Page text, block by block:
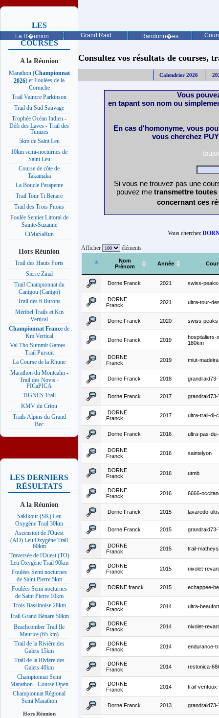
La R�union Grand Raid Randonn�es
LES
PROCHAINES
COURSES
A la Réunion
Marathon (Championnat
2026) et Foulées de la
Corniche
Trail Vaincre Parkinson
Trail du Sud Sauvage
Trophée Océan Indien -
Défi des Laves - Trail des
Timizes
5km de Saint Leu
10km semi-nocturnes de
Saint Leu
Course de côte de
Takamaka
La Boucle Parapente
Trail Tour Ti Benare
Trail des Trois Pitons
Foulée Sentier Littoral de
Sainte-Suzanne
CiMaSaRun
Hors Réunion
Trail des Hauts Forts
Sierre Zinal
Trail Championnat du
Canigou (Canigó)
Trail des 6 Burons
Méribel Trails et Km
Vertical
Championnat France de
Km Vertical
Val Tho Summit Games -
Trail Pursuit
La Course de la Rhune
Marathon du Montcalm -
Trail des Novis -
PICaPICA
TIGNES Trail
KMV du Criou
Trails Alpins du Grand
Bec
LES DERNIERS
RÉSULTATS
A la Réunion
Sakikour (SK) Leu
Oxygène Trail 30km
Ascension de l'Ouest
(AO) Leu Oxygène Trail
60km
Traversée de l'Ouest (TO)
Leu Oxygène Trail 90km
Foulées Semi nocturnes
de Saint Pierre 5km
Foulées Semi nocturnes
de Saint Pierre 10km
Trois Bassinoise 28km
Trail Grand Bénare 50km
Beachcomber Trail Ile
Maurice (65 km)
Trail de la Rivière des
Galets 15km
Trail de la Rivière des
Galets 40km
Championnat Semi
Marathon - Course Open
Championnat Régional
Semi Marathon
Hors Réunion
Consultez vos résultats de courses,
Calendrier 2026
Vous
en tapant son nom ou
En cas d'homonyme, vous
vous cherchez
Si vous ne trouvez pas une
pouvez me transmettre
concernant ces
Vous cherchez
Afficher éléments
Nom
Prénom
Année
Dorne Franck 2021 swiss-
DORNE
Franck
2021 ultra-tour-
Dorne Franck 2020 swiss-
Dorne Franck 2019
hospitaliers-
180km
DORNE
Franck
2019 miut-madeira
Dorne Franck 2018
Dorne Franck 2017
DORNE
Franck
2017 ultra-trail-di-
Dorne Franck 2016 ultra-pas-
DORNE
Franck
2016 saintelyon
DORNE
Franck
2016 utmb
DORNE
Franck
2016 6666-
Dorne Franck 2015 lavaredo-
Dorne Franck 2015
DORNE
Franck
2015 trail-
DORNE
Franck
2015 nivolet-
DORNE franck 2015 echappee-
DORNE
Franck
2014 ultra-
DORNE
Franck
2014 nivolet-
DORNE
Franck
2014 endurance-
DORNE
Franck
2014 restonica-
DORNE
Franck
2014 trail-
Dorne Franck 2013